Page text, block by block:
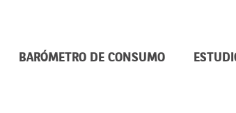
BARÓMETRO DE CONSUMO